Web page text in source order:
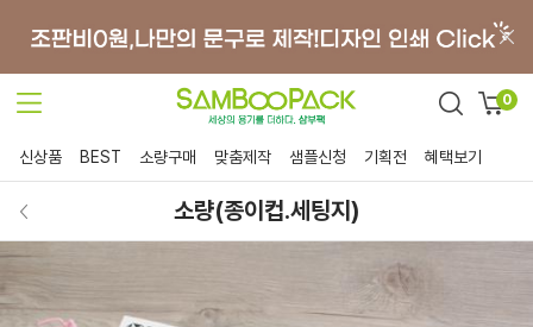
0
신상품 BEST 소량구매 맞춤제작 샘플신청 기획전 혜택보기
소량(종이컵.세팅지)